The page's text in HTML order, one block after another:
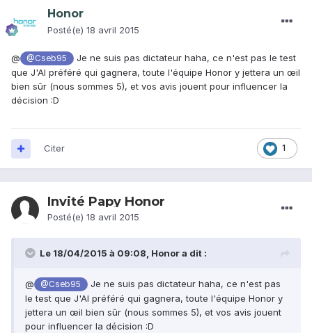
Honor
Posté(e) 18 avril 2015
@ @Cseb95
Je ne suis pas dictateur haha, ce n'est pas le test
que J'AI préféré qui gagnera, toute l'équipe Honor y jettera un œil
bien sûr (nous sommes 5), et vos avis jouent pour influencer la
décision :D
1
Citer
Invité Papy Honor
Posté(e) 18 avril 2015
Le 18/04/2015 à 09:08, Honor a dit :
@ @Cseb95
Je ne suis pas dictateur haha, ce n'est pas
le test que J'AI préféré qui gagnera, toute l'équipe Honor y
jettera un œil bien sûr (nous sommes 5), et vos avis jouent
pour influencer la décision :D